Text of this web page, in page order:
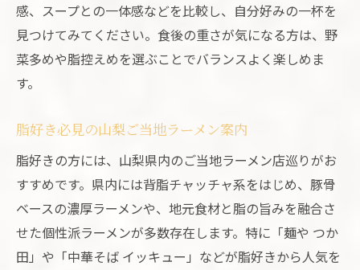
感、スープとの一体感などを比較し、自分好みの一杯を
見つけてみてください。食後の重さが気になる方は、野
菜多めや脂控えめを選ぶことでバランスよく楽しめま
す。
脂好き必見の山梨ご当地ラーメン案内
脂好きの方には、山梨県内のご当地ラーメン店巡りがお
すすめです。県内には背脂チャッチャ系をはじめ、豚骨
ベースの濃厚ラーメンや、地元食材と脂の旨みを融合さ
せた個性派ラーメンが多数存在します。特に「麺や つか
田」や「中華そば イッキュー」などが脂好きから人気を